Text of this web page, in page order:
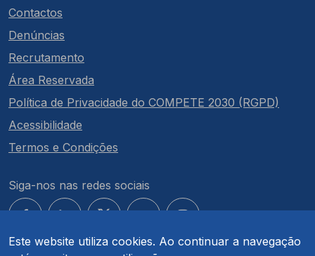
Este website utiliza cookies. Ao continuar a navegação
Contactos
Denúncias
Recrutamento
Área Reservada
Política de Privacidade do COMPETE 2030 (RGPD)
Acessibilidade
Termos e Condições
Siga-nos nas redes sociais